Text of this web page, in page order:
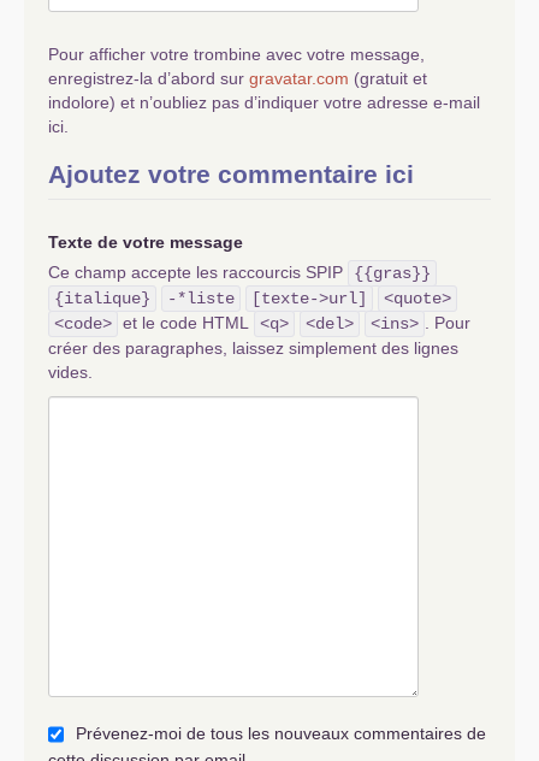
Pour afficher votre trombine avec votre message,
enregistrez-la d’abord sur gravatar.com (gratuit et
indolore) et n’oubliez pas d’indiquer votre adresse e-mail
ici.
Ajoutez votre commentaire ici
Texte de votre message
Ce champ accepte les raccourcis SPIP
{{gras}}
{italique}
-*liste [texte->url]
<quote>
<code> et le code HTML <q> <del> <ins>
. Pour
créer des paragraphes, laissez simplement des lignes
vides.
Prévenez-moi de tous les nouveaux commentaires de